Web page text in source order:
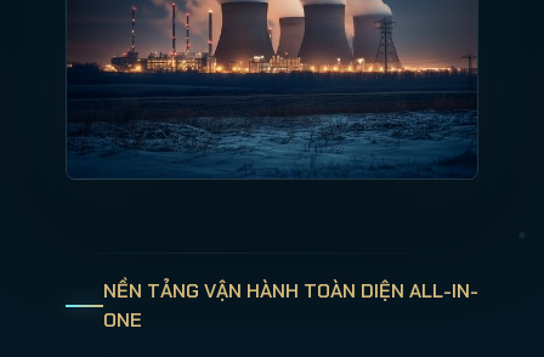
NỀN TẢNG VẬN HÀNH TOÀN DIỆN ALL-IN-
ONE